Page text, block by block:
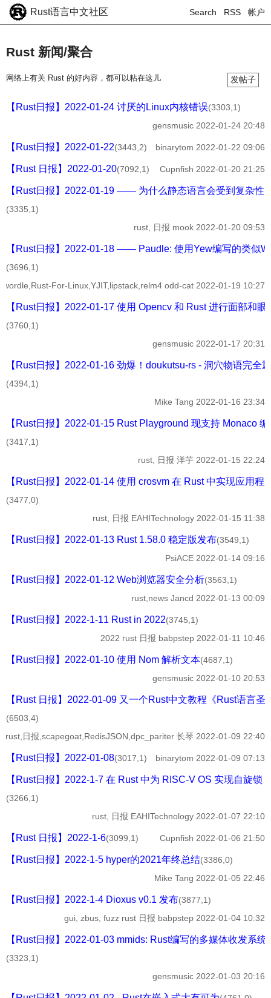
Rust语言中文社区 Search RSS 帐户
Rust 新闻/聚合
发帖子
网络上有关 Rust 的好内容，都可以粘在这儿
【Rust日报】2022-01-24 讨厌的Linux内核错误(3303,1)
gensmusic 2022-01-24 20:48
【Rust日报】2022-01-22(3443,2) binarytom 2022-01-22 09:06
【Rust 日报】2022-01-20(7092,1) Cupnfish 2022-01-20 21:25
【Rust日报】2022-01-19 —— 为什么静态语言会受到复杂性
(3335,1)
rust, 日报 mook 2022-01-20 09:53
【Rust日报】2022-01-18 —— Paudle: 使用Yew编写的类似
(3696,1)
For-Linux,YJIT,lipstack,relm4 odd-cat 2022-01-19 10:27
【Rust日报】2022-01-17 使用 Opencv 和 Rust 进行面部和眼
(3760,1)
gensmusic 2022-01-17 20:31
【Rust日报】2022-01-16 劲爆！doukutsu-rs - 洞穴物语完全
(4394,1)
Mike Tang 2022-01-16 23:34
【Rust日报】2022-01-15 Rust Playground 现支持 Monaco
(3417,1)
rust, 日报 洋芋 2022-01-15 22:24
【Rust日报】2022-01-14 使用 crosvm 在 Rust 中实现应用程
(3477,0)
rust, 日报 EAHITechnology 2022-01-15 11:38
【Rust日报】2022-01-13 Rust 1.58.0 稳定版发布(3549,1)
PsiACE 2022-01-14 09:16
【Rust日报】2022-01-12 Web浏览器安全分析(3563,1)
rust,news Jancd 2022-01-13 00:09
【Rust日报】2022-1-11 Rust in 2022(3745,1)
2022 rust 日报 babpstep 2022-01-11 10:46
【Rust日报】2022-01-10 使用 Nom 解析文本(4687,1)
gensmusic 2022-01-10 20:53
【Rust 日报】2022-01-09 又一个Rust中文教程《Rust语言圣
(6503,4)
rust,日报,scapegoat,RedisJSON,dpc_pariter 长琴 2022-01-09 22:40
【Rust日报】2022-01-08(3017,1) binarytom 2022-01-09 07:13
【Rust日报】2022-1-7 在 Rust 中为 RISC-V OS 实现自旋锁
(3266,1)
rust, 日报 EAHITechnology 2022-01-07 22:10
【Rust 日报】2022-1-6(3099,1) Cupnfish 2022-01-06 21:50
【Rust日报】2022-1-5 hyper的2021年终总结(3386,0)
Mike Tang 2022-01-05 22:46
【Rust日报】2022-1-4 Dioxus v0.1 发布(3877,1)
gui, zbus, fuzz rust 日报 babpstep 2022-01-04 10:32
【Rust日报】2022-01-03 mmids: Rust编写的多媒体收发系统
(3323,1)
gensmusic 2022-01-03 20:16